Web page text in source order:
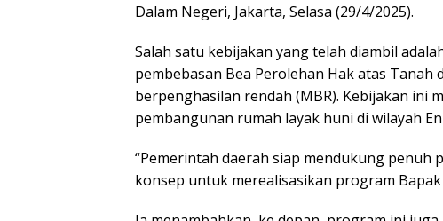
Dalam Negeri, Jakarta, Selasa (29/4/2025).
Salah satu kebijakan yang telah diambil
pembebasan Bea Perolehan Hak atas
berpenghasilan rendah (MBR). Kebijakan ini
pembangunan rumah layak huni di wilayah
“Pemerintah daerah siap mendukung penuh
konsep untuk merealisasikan program